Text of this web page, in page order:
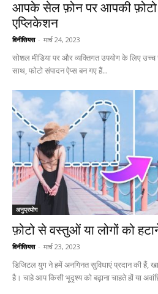
आपके सेल फ़ोन पर आपकी फ़ोटो
एप्लिकेशन
विनीसियस - मार्च 24, 2023
सोशल मीडिया पर और व्यक्तिगत उपयोग के लिए उच्च
साथ, फोटो संपादन ऐप्स बन गए हैं...
अनुप्रयोग
फ़ोटो से वस्तुओं या लोगों को
विनीसियस - मार्च 23, 2023
डिजिटल युग ने हमें अनगिनत सुविधाएं प्रदान की हैं,
है। चाहे आप किसी भूदृश्य को बढ़ाना चाहते हों या